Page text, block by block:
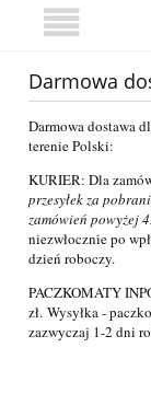
Darmowa
Darmowa dostawa
terenie Polski:
KURIER: Dla
przesyłek za
zamówień powyżej
niezwłocznie po
dzień roboczy.
PACZKOMATY
zł. Wysyłka -
zazwyczaj 1-2 dni